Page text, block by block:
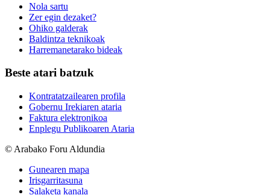
Nola sartu
Zer egin dezaket?
Ohiko galderak
Baldintza teknikoak
Harremanetarako bideak
Beste atari batzuk
Kontratatzailearen profila
Gobernu Irekiaren ataria
Faktura elektronikoa
Enplegu Publikoaren Ataria
© Arabako Foru Aldundia
Gunearen mapa
Irisgarritasuna
Salaketa kanala